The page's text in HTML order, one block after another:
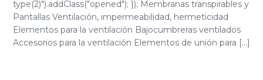
type(2)").addClass("opened"); }); Membranas transpirables y
Pantallas Ventilación, impermeabilidad, hermeticidad
Elementos para la ventilación Bajocumbreras ventilados
Accesorios para la ventilación Elementos de unión para [...]